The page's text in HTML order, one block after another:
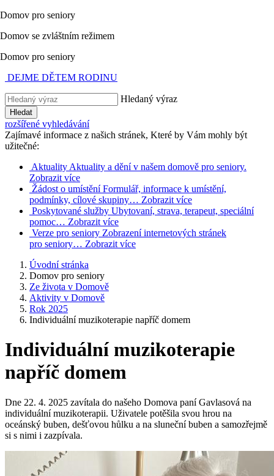
Domov pro seniory
Domov se zvláštním režimem
Domov pro seniory
DEJME DĚTEM RODINU
Hledaný výraz
Hledat
rozšířené vyhledávání
Zajímavé informace z našich stránek, Které by Vám mohly být
užitečné:
Aktuality Aktuality a dění v našem domově pro seniory.
Zobrazit více
Žádost o umístění Formulář, informace k umístění,
podmínky, cílové skupiny… Zobrazit více
Poskytované služby Ubytovaní, strava, terapeut, speciální
pomoc… Zobrazit více
Verze pro seniory Zobrazení internetových stránek
pro seniory… Zobrazit více
Úvodní stránka
Domov pro seniory
Ze života v Domově
Aktivity v Domově
Rok 2025
Individuální muzikoterapie napříč domem
Individuální muzikoterapie
napříč domem
Dne 22. 4. 2025 zavítala do našeho Domova paní Gavlasová na
individuální muzikoterapii. Uživatele potěšila svou hrou na
oceánský buben, dešťovou hůlku a na sluneční buben a samozřejmě
si s nimi i zazpívala.